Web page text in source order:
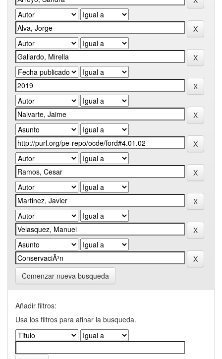
Comenzar nueva busqueda
Añadir filtros:
Usa los filtros para afinar la busqueda.